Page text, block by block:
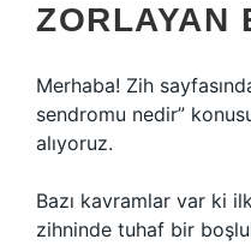
ZORLAYAN
Merhaba! Zih
sendromu nedir”
alıyoruz.
Bazı kavramlar var ki
zihninde tuhaf bir